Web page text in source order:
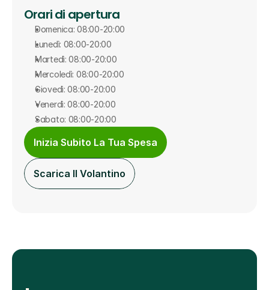
Orari di apertura
Domenica: 08:00-20:00
Lunedì: 08:00-20:00
Martedì: 08:00-20:00
Mercoledì: 08:00-20:00
Giovedì: 08:00-20:00
Venerdì: 08:00-20:00
Sabato: 08:00-20:00
Inizia Subito La Tua Spesa
Scarica Il Volantino